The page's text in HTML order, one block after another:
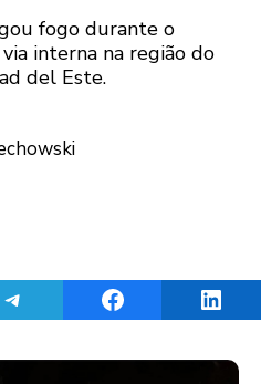
fogo durante o
interna na região do
del Este.
Share on TelegramShare on Facebook